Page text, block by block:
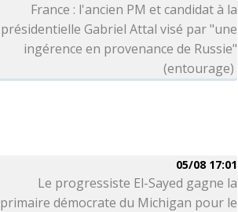
France : l'ancien PM et candidat à la
présidentielle Gabriel Attal visé par "une
ingérence en provenance de Russie"
(entourage)
05/08 17:01
Le progressiste El-Sayed gagne la
primaire démocrate du Michigan pour le